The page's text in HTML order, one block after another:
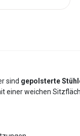
sind gepolsterte
einer weichen